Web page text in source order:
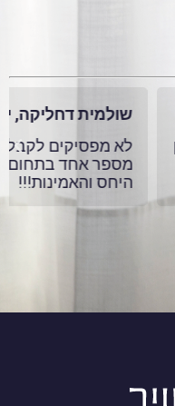
נתן שירות אליפות!
רבה על השירות,